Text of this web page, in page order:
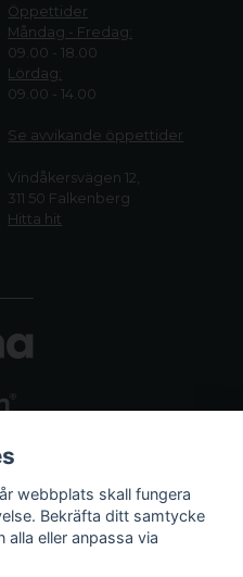
Öppettider
Måndag - Fredag:
09.00 - 18.00
Lördag:
09.00 - 14.00
Se avvikande öppettider
Vindåkersvägen 12,
311 50 Falkenberg
Hitta hit
webbplats skall fungera
Bekräfta ditt samtycke
eller anpassa via